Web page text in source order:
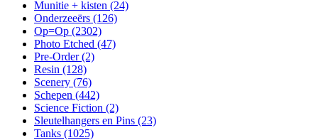
Munitie + kisten (24)
Onderzeeërs (126)
Op=Op (2302)
Photo Etched (47)
Pre-Order (2)
Resin (128)
Scenery (76)
Schepen (442)
Science Fiction (2)
Sleutelhangers en Pins (23)
Tanks (1025)